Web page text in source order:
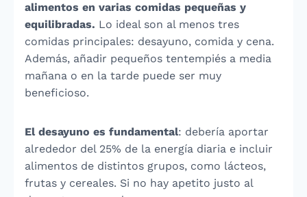
alimentos en varias comidas pequeñas y
equilibradas. Lo ideal son al menos tres
comidas principales: desayuno, comida y cena.
Además, añadir pequeños tentempiés a media
mañana o en la tarde puede ser muy
beneficioso.
El desayuno es fundamental: debería aportar
alrededor del 25% de la energía diaria e incluir
alimentos de distintos grupos, como lácteos,
frutas y cereales. Si no hay apetito justo al